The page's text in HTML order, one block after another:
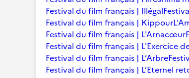
Festival du film français | Illégal
Festival du film français | Kippour
Festival du film français | L'Arnacœur
Festival du film français | L'Exercice
Festival du film français | L’Arbre
Festival du film français | L’Eternel